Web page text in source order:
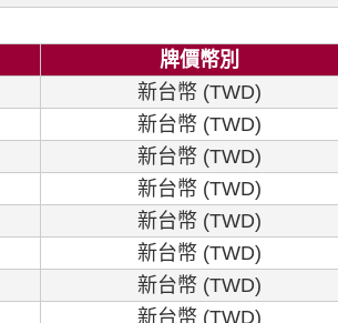
牌價幣別
新台幣 (TWD)
新台幣 (TWD)
新台幣 (TWD)
新台幣 (TWD)
新台幣 (TWD)
新台幣 (TWD)
新台幣 (TWD)
新台幣 (TWD)